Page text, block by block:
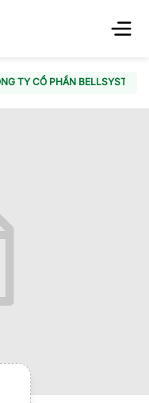
TY CỔ PHẦN